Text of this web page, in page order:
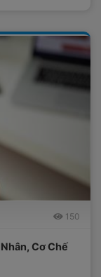
150
Cơ Chế